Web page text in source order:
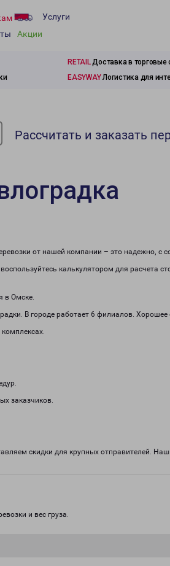
Услуги
Акции
RETAILДоставка в торговые
EASYWAYЛогистика для
Рассчитать и заказать
от нашей компании – это надежно,
калькулятором для расчета
в Омске.
В городе работает 6 филиалов. Хорошее
заказчиков.
скидки для крупных отправителей.
и вес груза.